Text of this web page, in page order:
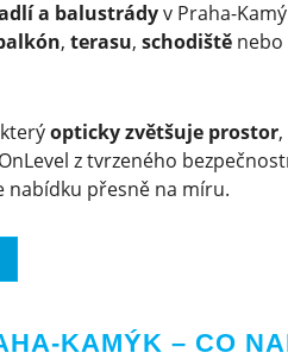
a balustrádyv Praha-
,terasu,schodiště nebo
kterýopticky zvětšuje prostor,
z tvrzeného
nabídku přesně na míru.
KAMÝK – CO